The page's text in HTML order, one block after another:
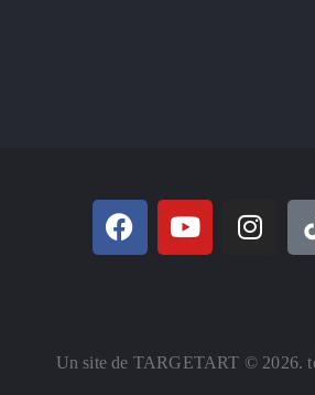
Un site de TARGETART © 2026.